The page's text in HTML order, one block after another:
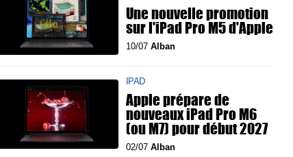
Une nouvelle promotion
sur l'iPad Pro M5 d'Apple
10/07 Alban
IPAD
Apple prépare de
nouveaux iPad Pro M6
(ou M7) pour début 2027
02/07 Alban